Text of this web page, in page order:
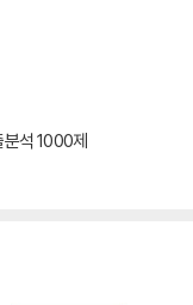
석 1000제